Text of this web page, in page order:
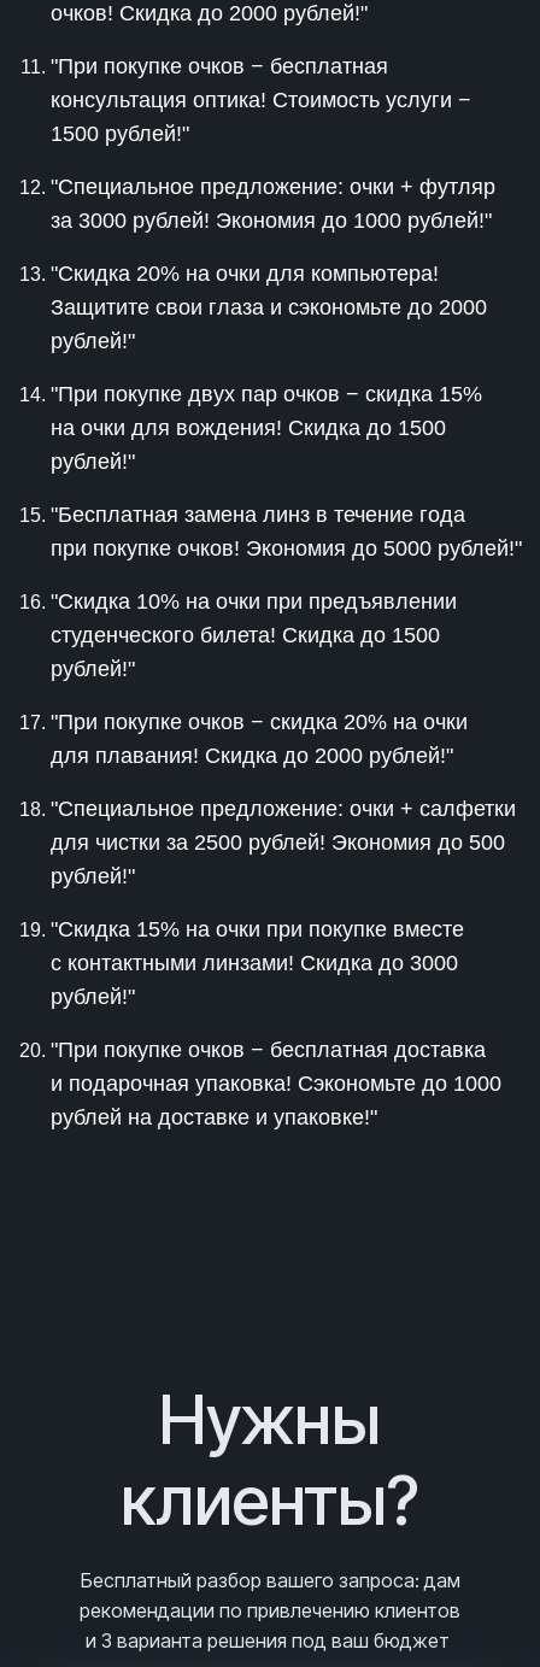
очков! Скидка до 2000 рублей!"
"При покупке очков − бесплатная
консультация оптика! Стоимость услуги −
1500 рублей!"
"Специальное предложение: очки + футляр
за 3000 рублей! Экономия до 1000 рублей!"
"Скидка 20% на очки для компьютера!
Защитите свои глаза и сэкономьте до 2000
рублей!"
"При покупке двух пар очков − скидка 15%
на очки для вождения! Скидка до 1500
рублей!"
"Бесплатная замена линз в течение года
при покупке очков! Экономия до 5000 рублей!"
"Скидка 10% на очки при предъявлении
студенческого билета! Скидка до 1500
рублей!"
"При покупке очков − скидка 20% на очки
для плавания! Скидка до 2000 рублей!"
"Специальное предложение: очки + салфетки
для чистки за 2500 рублей! Экономия до 500
рублей!"
"Скидка 15% на очки при покупке вместе
с контактными линзами! Скидка до 3000
рублей!"
"При покупке очков − бесплатная доставка
и подарочная упаковка! Сэкономьте до 1000
рублей на доставке и упаковке!"
Нужны
клиенты?
Бесплатный разбор вашего запроса: дам
рекомендации по привлечению клиентов
и 3 варианта решения под ваш бюджет